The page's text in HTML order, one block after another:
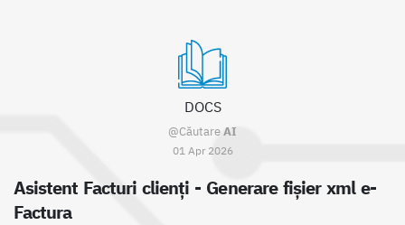
DOCS
@CăutareAI
01 Apr 2026
Asistent Facturi clienți - Generare fișier xml e-
Factura